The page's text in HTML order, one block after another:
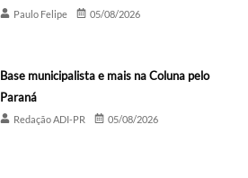
Paulo Felipe 05/08/2026
Base municipalista e mais na Coluna pelo
Paraná
Redação ADI-PR 05/08/2026